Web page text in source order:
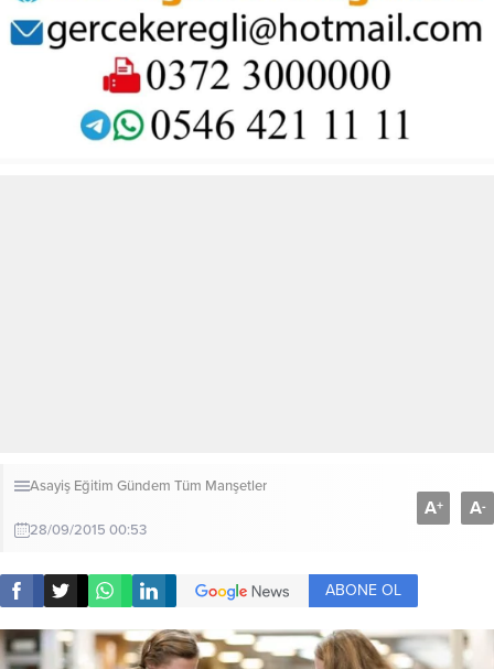
Asayiş Eğitim Gündem Tüm Manşetler
28/09/2015 00:53
A+ A-
ABONE OL